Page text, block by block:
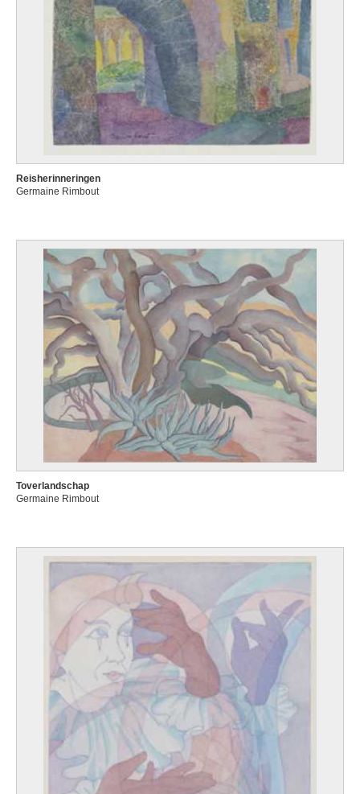
Reisherinneringen
Germaine Rimbout
Toverlandschap
Germaine Rimbout